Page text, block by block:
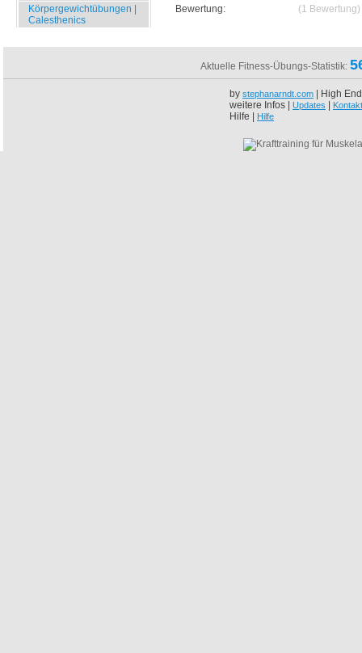
Körpergewichtübungen |
Calesthenics
Bewertung: (1 Bewertung)
Aktuelle Fitness-Übungs-Statistik:
by stephanarndt.com | High
weitere Infos | Updates Kontakt
Hilfe | Hilfe